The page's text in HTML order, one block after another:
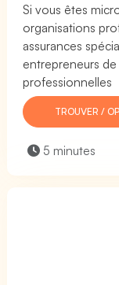
Si vous êtes
organisations
assurances
entrepreneurs
professionnelles
TROUVER /
5 minutes